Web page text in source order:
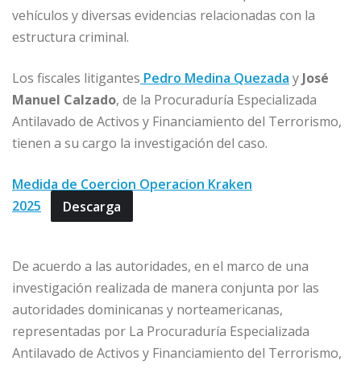
vehículos y diversas evidencias relacionadas con la
estructura criminal.
Los fiscales litigantes Pedro Medina Quezada y José
Manuel Calzado, de la Procuraduría Especializada
Antilavado de Activos y Financiamiento del Terrorismo,
tienen a su cargo la investigación del caso.
Medida de Coercion Operacion Kraken
2025
Descarga
De acuerdo a las autoridades, en el marco de una
investigación realizada de manera conjunta por las
autoridades dominicanas y norteamericanas,
representadas por La Procuraduría Especializada
Antilavado de Activos y Financiamiento del Terrorismo,